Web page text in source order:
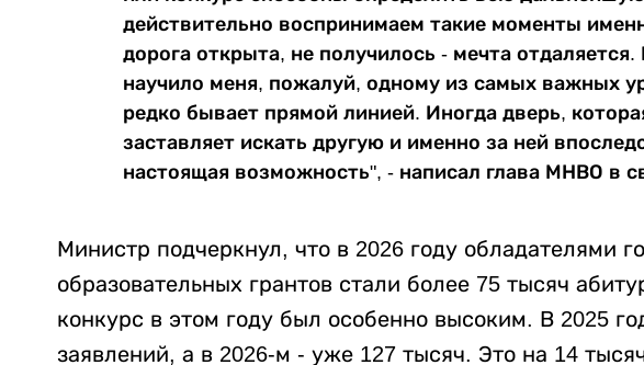
действительно воспринимаем такие моменты
дорога открыта, не получилось - мечта
научило меня, пожалуй, одному из самых важных
редко бывает прямой линией. Иногда дверь,
заставляет искать другую и именно за ней
настоящая возможность", - написал глава МНВО в
Министр подчеркнул, что в 2026 году обладателями
образовательных грантов стали более 75 тысяч
конкурс в этом году был особенно высоким. В 2025
заявлений, а в 2026-м - уже 127 тысяч. Это на 14